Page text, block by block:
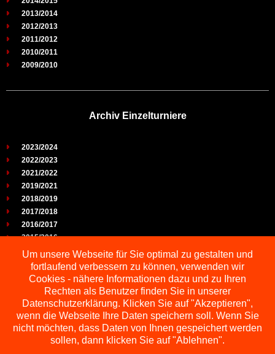
2013/2014
2012/2013
2011/2012
2010/2011
2009/2010
Archiv Einzelturniere
2023/2024
2022/2023
2021/2022
2019/2021
2018/2019
2017/2018
2016/2017
2015/2016
2014/2015
2013/2014
2012/2013
2011/2012
2010/2011
2009/2010
Um unsere Webseite für Sie optimal zu gestalten und
fortlaufend verbessern zu können, verwenden wir
Cookies - nähere Informationen dazu und zu Ihren
Rechten als Benutzer finden Sie in unserer
Datenschutzerklärung. Klicken Sie auf "Akzeptieren",
wenn die Webseite Ihre Daten speichern soll. Wenn Sie
nicht möchten, dass Daten von Ihnen gespeichert werden
sollen, dann klicken Sie auf "Ablehnen".